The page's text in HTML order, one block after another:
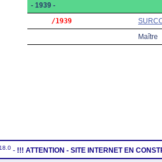
- 1939 -
     /1939
Maître
- !!! ATTENTION - SITE INTERNET EN